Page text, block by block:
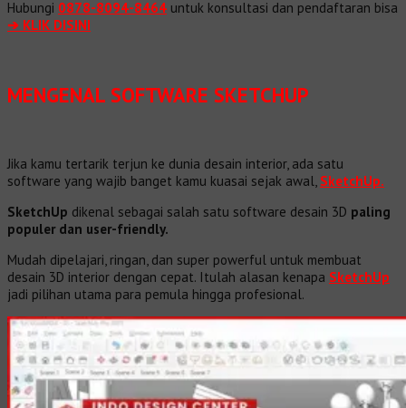
Hubungi 0878-8094-8464 untuk konsultasi dan pendaftaran bisa
➔ KLIK DISINI
MENGENAL SOFTWARE SKETCHUP
Jika kamu tertarik terjun ke dunia desain interior, ada satu
software yang wajib banget kamu kuasai sejak awal, SketchUp.
SketchUp dikenal sebagai salah satu software desain 3D paling
populer dan user-friendly.
Mudah dipelajari, ringan, dan super powerful untuk membuat
desain 3D interior dengan cepat. Itulah alasan kenapa SketchUp
jadi pilihan utama para pemula hingga profesional.